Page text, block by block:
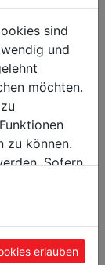
50 m/min
sind
und
möchten.
zu können.
Sofern
erlauben